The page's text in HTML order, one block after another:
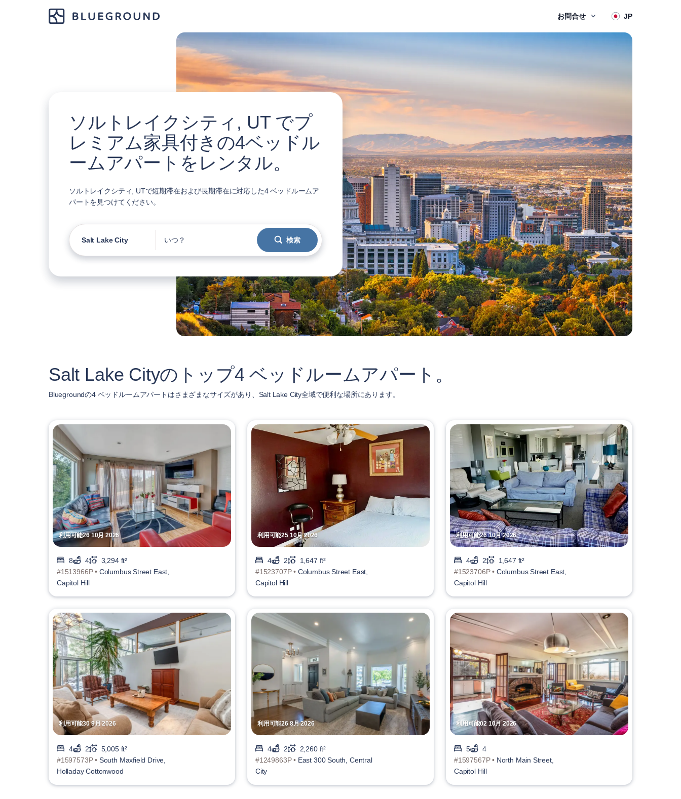
お問合せ JP
ソルトレイクシティ, UT でプ
レミアム家具付きの4ベッドル
ームアパートをレンタル。
ソルトレイクシティ, UTで短期滞在および長期滞在に対応した4 ベッドルームア
パートを見つけてください。
Salt Lake City いつ？ 検索
Salt Lake Cityのトップ4 ベッドルームアパート。
Bluegroundの4 ベッドルームアパートはさまざまなサイズがあり、Salt Lake City全域で便利な場所にあります。
利用可能26 10月 2026
8 4
3,294 ft²
#1513966P • Columbus Street East,
Capitol Hill
利用可能25 10月 2026
4 2
1,647 ft²
#1523707P • Columbus Street East,
Capitol Hill
利用可能26 10月 2026
4 2
1,647 ft²
#1523706P • Columbus Street East,
Capitol Hill
利用可能30 9月 2026
4 2
5,005 ft²
#1597573P • South Maxfield Drive,
Holladay Cottonwood
利用可能26 8月 2026
4 2
2,260 ft²
#1249863P • East 300 South, Central
City
利用可能02 10月 2026
5
4
#1597567P • North Main Street,
Capitol Hill